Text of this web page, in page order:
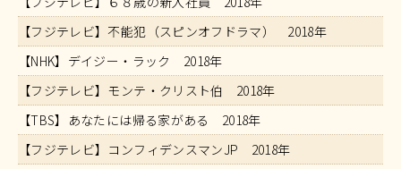
【フジテレビ】不能犯（スピンオフドラマ） 2018年
【NHK】デイジー・ラック 2018年
【フジテレビ】モンテ・クリスト伯 2018年
【TBS】あなたには帰る家がある 2018年
【フジテレビ】コンフィデンスマンJP 2018年